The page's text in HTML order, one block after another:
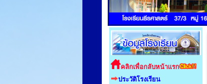
คลิกเพื่อกลับหน้าแรก
ประวัติโรงเรียน